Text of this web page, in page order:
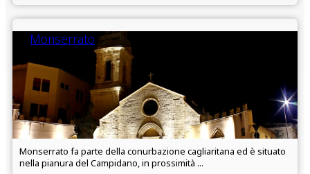
Monserrato
Monserrato fa parte della conurbazione cagliaritana ed è situato
nella pianura del Campidano, in prossimità ...